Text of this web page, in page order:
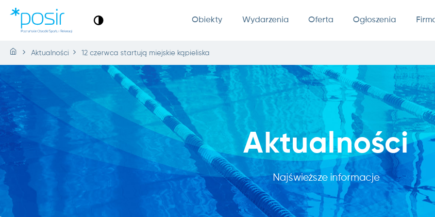
Obiekty Wydarzenia Oferta Ogłoszenia
Aktualności 12 czerwca startują miejskie kąpieliska
Aktualności
Najświeższe informacje